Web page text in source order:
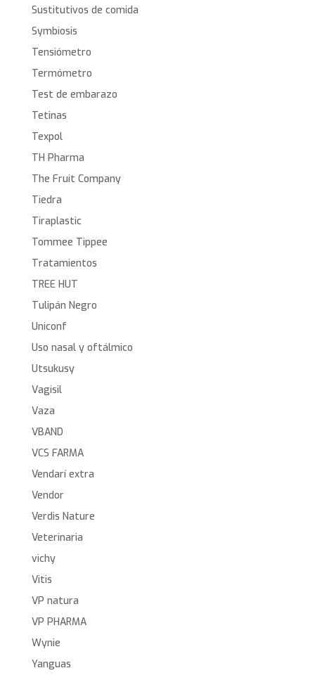
Sustitutivos de comida
Symbiosis
Tensiómetro
Termómetro
Test de embarazo
Tetinas
Texpol
TH Pharma
The Fruit Company
Tiedra
Tiraplastic
Tommee Tippee
Tratamientos
TREE HUT
Tulipán Negro
Uniconf
Uso nasal y oftálmico
Utsukusy
Vagisil
Vaza
VBAND
VCS FARMA
Vendarí extra
Vendor
Verdis Nature
Veterinaria
vichy
Vitis
VP natura
VP PHARMA
Wynie
Yanguas